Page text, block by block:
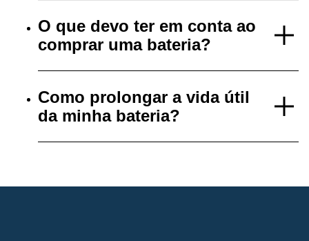
O que devo ter em conta ao
comprar uma bateria?
Como prolongar a vida útil
da minha bateria?